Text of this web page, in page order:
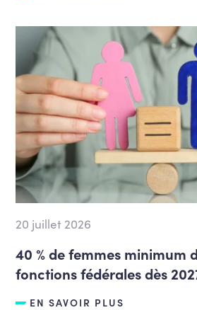
20 juillet 2026
40 % de femmes minimum
fonctions fédérales dès
EN SAVOIR PLUS